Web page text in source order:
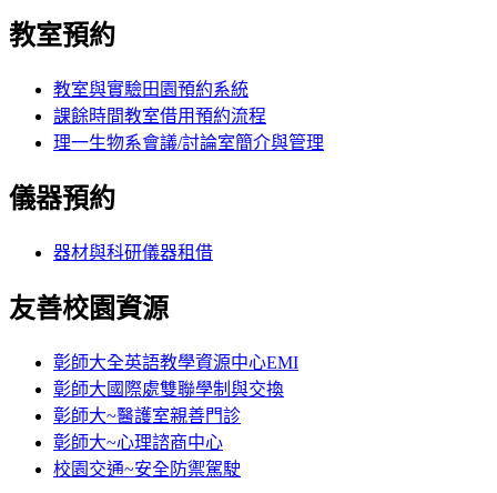
教室預約
教室與實驗田園預約系統
課餘時間教室借用預約流程
理一生物系會議/討論室簡介與管理
儀器預約
器材與科研儀器租借
友善校園資源
彰師大全英語教學資源中心EMI
彰師大國際處雙聯學制與交換
彰師大~醫護室親善門診
彰師大~心理諮商中心
校園交通~安全防禦駕駛